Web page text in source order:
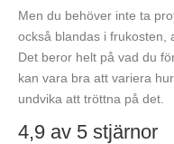
Men du behöver inte ta
också blandas i frukosten,
Det beror helt på vad du
kan vara bra att variera
undvika att tröttna på det.
4,9 av 5 stjärnor